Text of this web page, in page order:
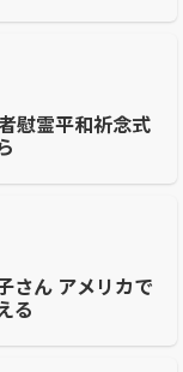
慰霊平和祈念式
さん アメリカで
る